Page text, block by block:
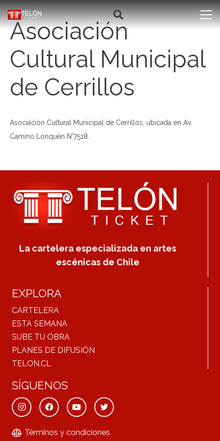
Asociación
Cultural Municipal
de Cerrillos
Asociación Cultural Municipal de Cerrillos, ubicada en Av.
Camino Lonquén N°7518.
La cartelera especializada en artes
escénicas de Chile
EXPLORA
CARTELERA
ESTA SEMANA
SUBE TU OBRA
PLANES DE DIFUSIÓN
TELON.CL
SÍGUENOS
Términos y condiciones